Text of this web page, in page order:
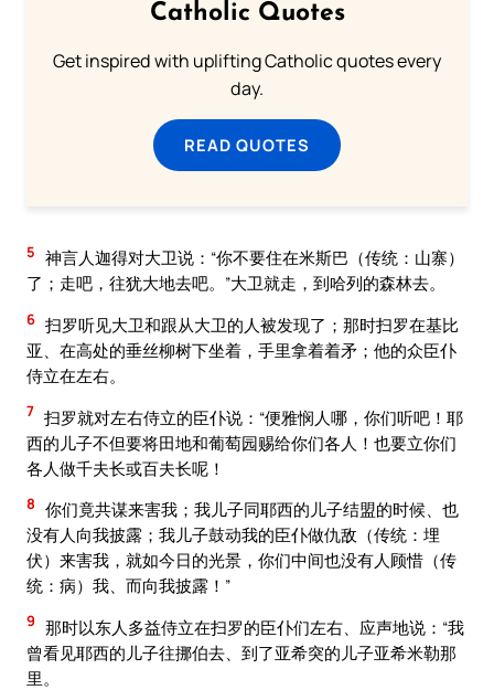
Catholic Quotes
Get inspired with uplifting Catholic quotes every
day.
READ QUOTES
5 神言人迦得对大卫说：“你不要住在米斯巴（传统：山寨）
了；走吧，往犹大地去吧。”大卫就走，到哈列的森林去。
6 扫罗听见大卫和跟从大卫的人被发现了；那时扫罗在基比
亚、在高处的垂丝柳树下坐着，手里拿着着矛；他的众臣仆
侍立在左右。
7 扫罗就对左右侍立的臣仆说：“便雅悯人哪，你们听吧！耶
西的儿子不但要将田地和葡萄园赐给你们各人！也要立你们
各人做千夫长或百夫长呢！
8 你们竟共谋来害我；我儿子同耶西的儿子结盟的时候、也
没有人向我披露；我儿子鼓动我的臣仆做仇敌（传统：埋
伏）来害我，就如今日的光景，你们中间也没有人顾惜（传
统：病）我、而向我披露！”
9 那时以东人多益侍立在扫罗的臣仆们左右、应声地说：“我
曾看见耶西的儿子往挪伯去、到了亚希突的儿子亚希米勒那
里。